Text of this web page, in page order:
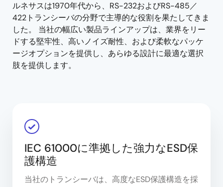
ルネサスは1970年代から、RS-232およびRS-485／
422トランシーバの分野で主導的な役割を果たしてきま
した。 当社の幅広い製品ラインアップは、業界をリー
ドする堅牢性、高いノイズ耐性、および柔軟なパッケ
ージオプションを提供し、あらゆる設計に最適な選択
肢を提供します。
IEC 61000に準拠した強力なESD保
護構造
当社のトランシーバは、高度なESD保護構造を採